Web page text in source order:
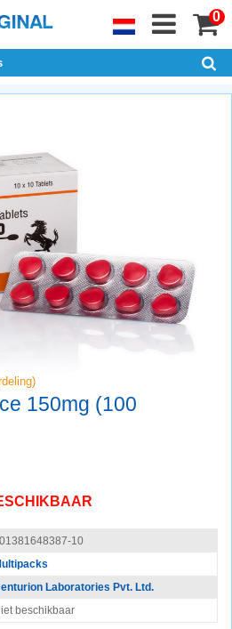
0
150mg (100
10
Laboratories Pvt. Ltd.
beschikbaar